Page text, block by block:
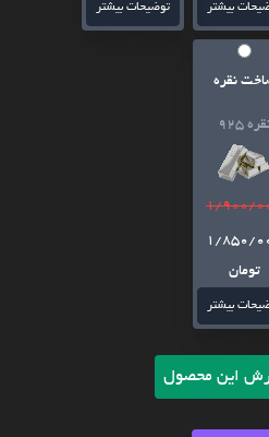
بیشتر توضیحات بیشتر
نقره
925
1/900/
1/850/
تومان
بیشتر
این محصول